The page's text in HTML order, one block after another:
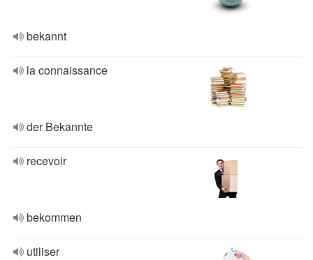
bekannt
la connaissance
der Bekannte
recevoir
bekommen
utiliser